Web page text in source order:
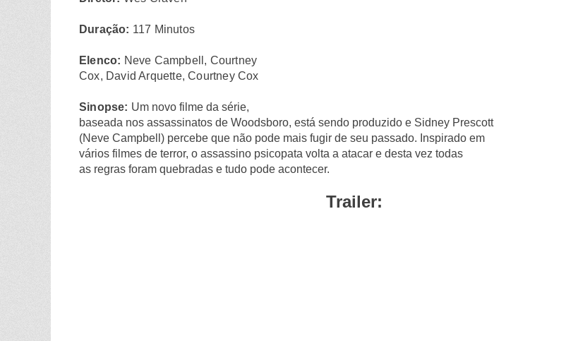
Duração: 117 Minutos
Elenco: Neve Campbell, Courtney
Cox, David Arquette, Courtney Cox
Sinopse: Um novo filme da série,
baseada nos assassinatos de Woodsboro, está sendo produzido e Sidney Prescott
(Neve Campbell) percebe que não pode mais fugir de seu passado. Inspirado em
vários filmes de terror, o assassino psicopata volta a atacar e desta vez todas
as regras foram quebradas e tudo pode acontecer.
Trailer: